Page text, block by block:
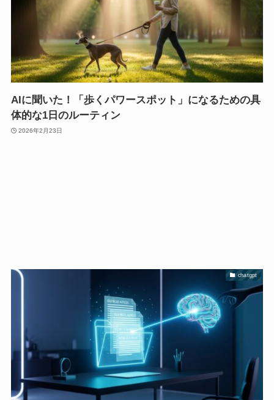
AIに聞いた！「歩くパワースポット」になるための具
体的な1日のルーティン
2026年2月23日
chatgpt